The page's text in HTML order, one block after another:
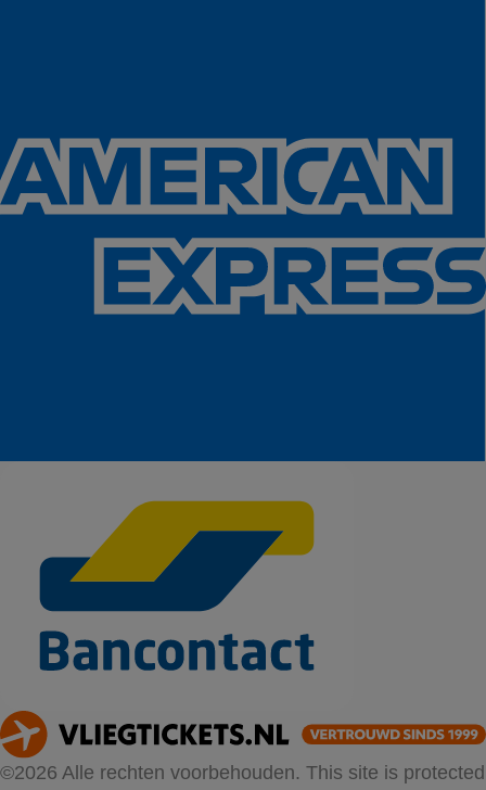
©2026 Alle rechten voorbehouden. This site is protected